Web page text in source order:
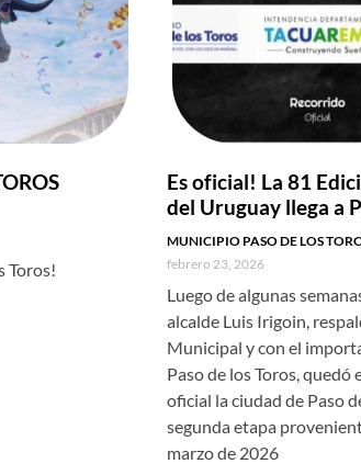
Toros!
Es oficial! La 81
del Uruguay llega a
febrero 23, 2026
MUNICIPIO PASO DE LOS
Luego de algunas
alcalde Luis Irigoin,
Municipal y con el
Paso de los Toros,
oficial la ciudad de Paso
segunda etapa
marzo de 2026